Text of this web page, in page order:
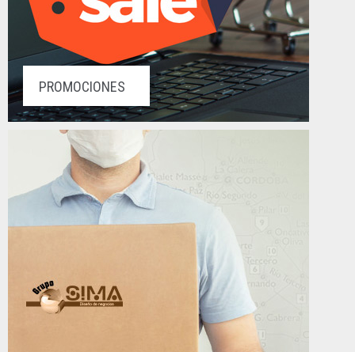
PROMOCIONES